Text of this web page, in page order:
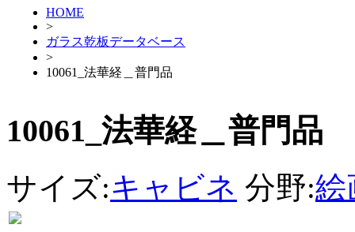
HOME
>
ガラス乾板データベース
>
10061_法華経＿普門品
10061_法華経＿普門品
サイズ:キャビネ 分野:絵